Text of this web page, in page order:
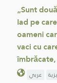
„Sunt
Iad pe
oameni
vaci cu
عربي